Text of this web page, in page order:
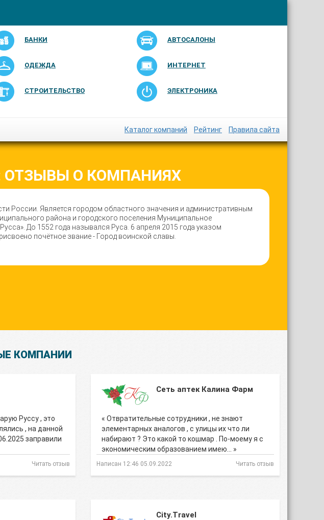
БАНКИ АВТОСАЛОНЫ
ОДЕЖДА ИНТЕРНЕТ
СТРОИТЕЛЬСТВО ЭЛЕКТРОНИКА
Каталог компаний Рейтинг Правила сайта
ОТЗЫВЫ О КОМПАНИЯХ
России. Является городом областного значения и административным
района и городского поселения Муниципальное
До 1552 года назывался Руса. 6 апреля 2015 года указом
почётное звание - Город воинской славы.
КОМПАНИИ
Руссу , это
, на данной
заправили
Читать отзыв
Сеть аптек Калина Фарм
« Отвратительные сотрудники , не знают
элементарных аналогов , с улицы их что ли
набирают ? Это какой то кошмар . По-моему я с
экономическим образованием имею… »
Написан 12:46 05.09.2022 Читать отзыв
City.Travel